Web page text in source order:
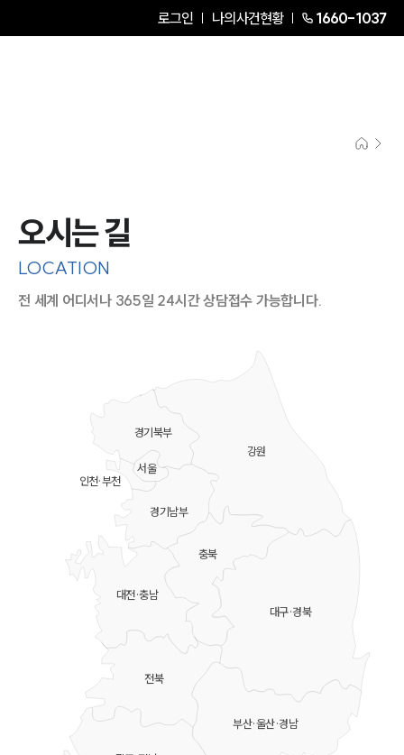
로그인 나의사건현황 1660-1037
오시는 길
LOCATION
전 세계 어디서나 365일 24시간 상담접수 가능합니다.
강원
충북
대전·충남
대구·경북
부산·울산·경남
전북
경기북부
경기남부
서울
인천·부천